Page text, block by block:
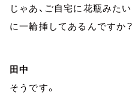
じゃあ、ご自宅に花瓶みた
に一輪挿してあるんですか？
田中
そうです。